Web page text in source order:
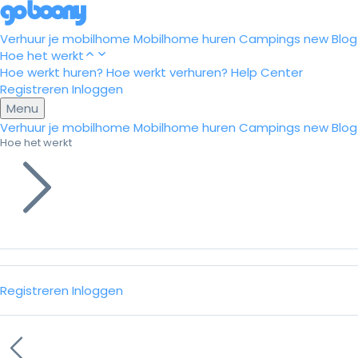
Verhuur je mobilhome Mobilhome huren Campings newBlog
Hoe het werkt
Hoe werkt huren? Hoe werkt verhuren? Help Center
Registreren Inloggen
Menu
Verhuur je mobilhome Mobilhome huren Campings newBlog
Hoe het werkt
Registreren Inloggen